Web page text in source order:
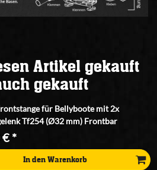
Artikel gekauft
gekauft
für Bellyboote mit 2x
Tf254 (Ø32 mm) Frontbar
*
In den Warenkorb